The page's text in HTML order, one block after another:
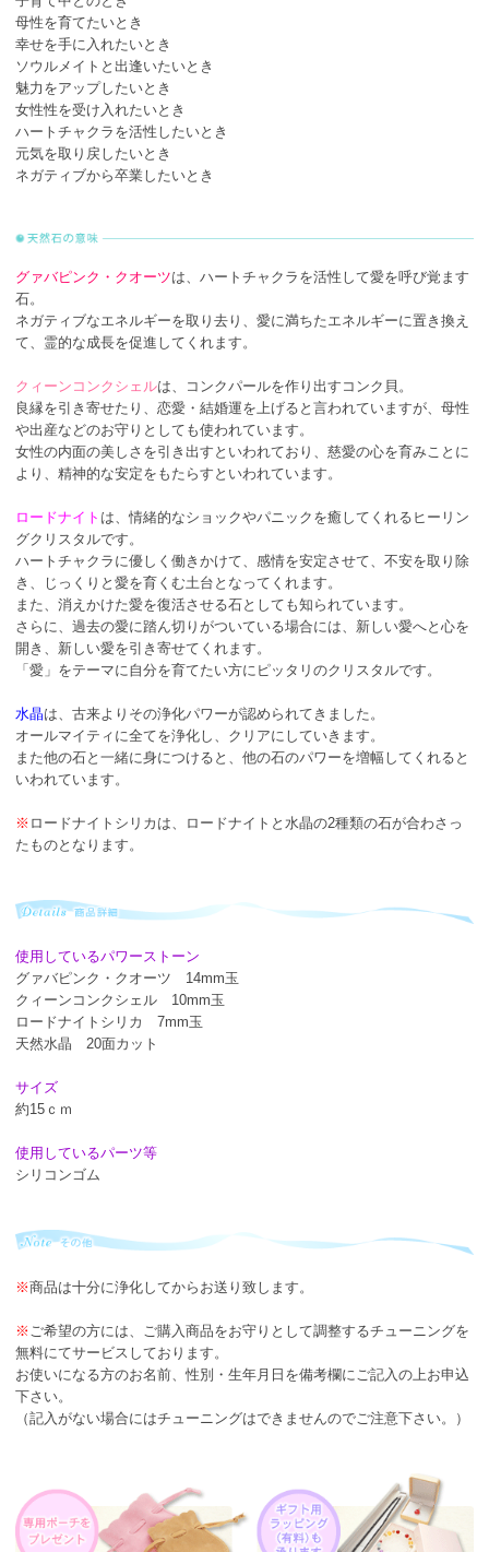
母性を育てたいとき
幸せを手に入れたいとき
ソウルメイトと出逢いたいとき
魅力をアップしたいとき
女性性を受け入れたいとき
ハートチャクラを活性したいとき
元気を取り戻したいとき
ネガティブから卒業したいとき
グァバピンク・クオーツは、ハートチャクラを活性して愛を呼び覚ます
石。
ネガティブなエネルギーを取り去り、愛に満ちたエネルギーに置き換え
て、霊的な成長を促進してくれます。
クィーンコンクシェルは、コンクパールを作り出すコンク貝。
良縁を引き寄せたり、恋愛・結婚運を上げると言われていますが、母性
や出産などのお守りとしても使われています。
女性の内面の美しさを引き出すといわれており、慈愛の心を育みことに
より、精神的な安定をもたらすといわれています。
ロードナイト は、情緒的なショックやパニックを癒してくれるヒーリン
グクリスタルです。
ハートチャクラに優しく働きかけて、感情を安定させて、不安を取り除
き、じっくりと愛を育くむ土台となってくれます。
また、消えかけた愛を復活させる石としても知られています。
さらに、過去の愛に踏ん切りがついている場合には、新しい愛へと心を
開き、新しい愛を引き寄せてくれます。
「愛」をテーマに自分を育てたい方にピッタリのクリスタルです。
水晶は、古来よりその浄化パワーが認められてきました。
オールマイティに全てを浄化し、クリアにしていきます。
また他の石と一緒に身につけると、他の石のパワーを増幅してくれると
いわれています。
※ ロードナイトシリカは、ロードナイトと水晶の2種類の石が合わさっ
たものとなります。
使用しているパワーストーン
グァバピンク・クオーツ 14mm玉
クィーンコンクシェル 10mm玉
ロードナイトシリカ 7mm玉
天然水晶 20面カット
サイズ
約15ｃｍ
使用しているパーツ等
シリコンゴム
※商品は十分に浄化してからお送り致します。
※ ご希望の方には、ご購入商品をお守りとして調整するチューニングを
無料にてサービスしております。
お使いになる方のお名前、性別・生年月日を備考欄にご記入の上お申込
下さい。
（記入がない場合にはチューニングはできませんのでご注意下さい。）